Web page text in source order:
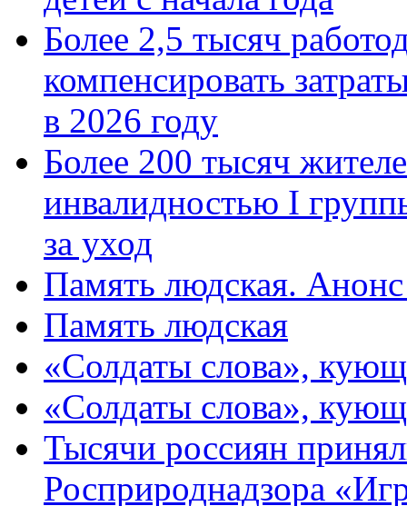
Более 2,5 тысяч
компенсировать
в 2026 году
Более 200 тысяч
инвалидностью I
за уход
Память людская.
Память людская
«Солдаты слова»,
«Солдаты слова»,
Тысячи россиян
Росприроднадзора